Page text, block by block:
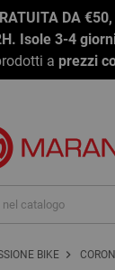
DA
Isole 3-4
a prezzi
BIKE chevron_right